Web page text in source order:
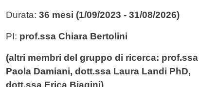
Durata: 36 mesi (1/09/2023 - 31/08/2026)
PI: prof.ssa Chiara Bertolini
(altri membri del gruppo di ricerca: prof.ssa
Paola Damiani, dott.ssa Laura Landi PhD,